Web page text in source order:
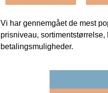
Vi har gennemgået de mest
prisniveau,
betalingsmuligheder.